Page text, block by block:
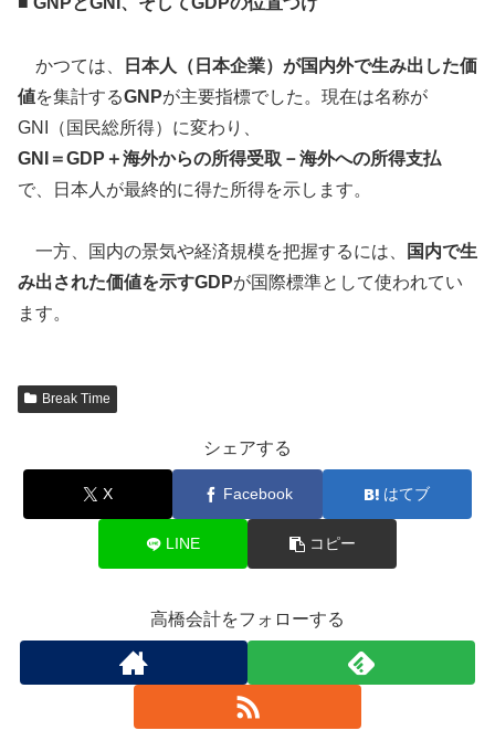
かつては、
日本人（日本企業）が国内外で生み出した価
値を集計するGNPが主要指標でした。現在は名称が
GNI（国民総所得）に変わり、
GNI ＝GDP ＋海外からの所得受取－海外への所得支払
で、日本人が最終的に得た所得を示します。
一方、国内の景気や経済規模を把握するには、
国内で生
み出された価値を示すGDPが国際標準として使われてい
ます。
Break Time
シェアする
X Facebook はてブ
LINE コピー
高橋会計をフォローする